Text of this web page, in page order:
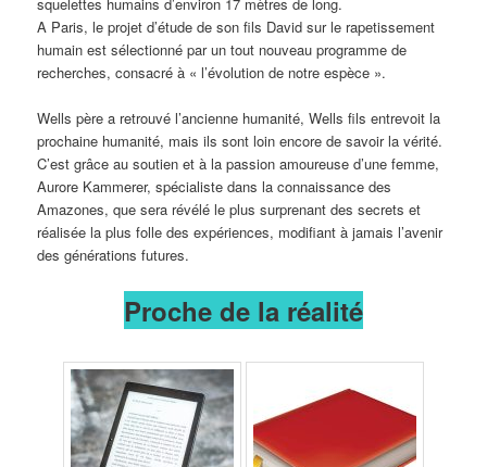
A Paris, le projet d’étude de son fils David sur le rapetissement
humain est sélectionné par un tout nouveau programme de
recherches, consacré à « l’évolution de notre espèce ».
Wells père a retrouvé l’ancienne humanité, Wells fils entrevoit la
prochaine humanité, mais ils sont loin encore de savoir la vérité.
C’est grâce au soutien et à la passion amoureuse d’une femme,
Aurore Kammerer, spécialiste dans la connaissance des
Amazones, que sera révélé le plus surprenant des secrets et
réalisée la plus folle des expériences, modifiant à jamais l’avenir
des générations futures.
Proche de la réalité